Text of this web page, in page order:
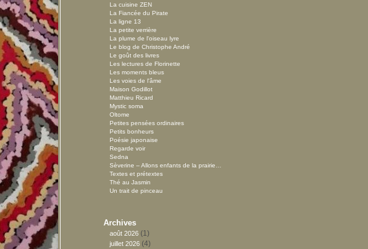
La cuisine ZEN
La Fiancée du Pirate
La ligne 13
La petite verrière
La plume de l'oiseau lyre
Le blog de Christophe André
Le goût des livres
Les lectures de Florinette
Les moments bleus
Les voies de l'âme
Maison Godillot
Matthieu Ricard
Mystic soma
Oltome
Petites pensées ordinaires
Petits bonheurs
Poésie japonaise
Regarde voir
Sedna
Sèverine – Allons enfants de la prairie…
Textes et prétextes
Thé au Jasmin
Un trait de pinceau
Archives
août 2026 (1)
juillet 2026 (4)